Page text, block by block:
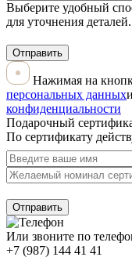
Выберите удобный
для уточнения деталей.
Отправить
Нажимая на
персональных данных
конфиденциальности
Подарочный
По сертификату
Отправить
Или звоните по
+7 (987) 144 41 41